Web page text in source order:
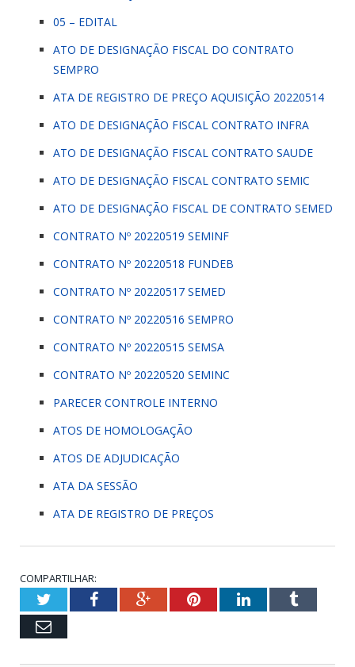
05 – EDITAL
ATO DE DESIGNAÇÃO FISCAL DO CONTRATO
SEMPRO
ATA DE REGISTRO DE PREÇO AQUISIÇÃO 20220514
ATO DE DESIGNAÇÃO FISCAL CONTRATO INFRA
ATO DE DESIGNAÇÃO FISCAL CONTRATO SAUDE
ATO DE DESIGNAÇÃO FISCAL CONTRATO SEMIC
ATO DE DESIGNAÇÃO FISCAL DE CONTRATO SEMED
CONTRATO Nº 20220519 SEMINF
CONTRATO Nº 20220518 FUNDEB
CONTRATO Nº 20220517 SEMED
CONTRATO Nº 20220516 SEMPRO
CONTRATO Nº 20220515 SEMSA
CONTRATO Nº 20220520 SEMINC
PARECER CONTROLE INTERNO
ATOS DE HOMOLOGAÇÃO
ATOS DE ADJUDICAÇÃO
ATA DA SESSÃO
ATA DE REGISTRO DE PREÇOS
COMPARTILHAR:
TwitterFacebookGoogle+PinterestLinkedInTumblr
Email